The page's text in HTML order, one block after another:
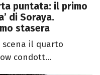
puntata: il primo
di Soraya.
stasera
scena il quarto
condott...